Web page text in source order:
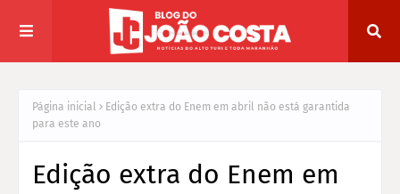
Página inicial
Edição extra do Enem em abril não está garantida
para este ano
Edição extra do Enem em